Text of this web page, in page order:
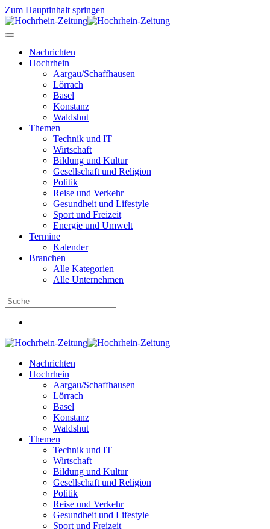
Zum Hauptinhalt springen
Nachrichten
Hochrhein
Aargau/Schaffhausen
Lörrach
Basel
Konstanz
Waldshut
Themen
Technik und IT
Wirtschaft
Bildung und Kultur
Gesellschaft und Religion
Politik
Reise und Verkehr
Gesundheit und Lifestyle
Sport und Freizeit
Energie und Umwelt
Termine
Kalender
Branchen
Alle Kategorien
Alle Unternehmen
Nachrichten
Hochrhein
Aargau/Schaffhausen
Lörrach
Basel
Konstanz
Waldshut
Themen
Technik und IT
Wirtschaft
Bildung und Kultur
Gesellschaft und Religion
Politik
Reise und Verkehr
Gesundheit und Lifestyle
Sport und Freizeit